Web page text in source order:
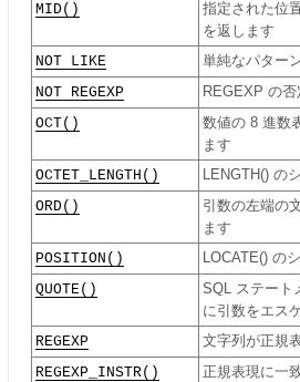
MID()
指定された位
を返します
NOT LIKE 単純なパター
NOT REGEXP REGEXP の否
OCT()
数値の 8 進数
ます
OCTET_LENGTH() LENGTH() の
ORD()
引数の左端の
ます
POSITION() LOCATE() の
QUOTE()
SQL ステート
に引数をエス
REGEXP 文字列が正規
REGEXP_INSTR()
正規表現に一